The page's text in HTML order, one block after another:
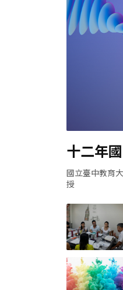
十二年
國立臺中教育
授